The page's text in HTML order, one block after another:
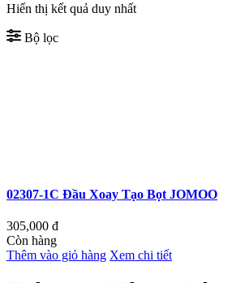
Hiển thị kết quả duy nhất
Bộ lọc
02307-1C Đầu Xoay Tạo Bọt JOMOO
305,000 đ
Còn hàng
Thêm vào giỏ hàng Xem chi tiết